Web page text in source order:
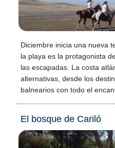
Diciembre inicia una nueva
la playa es la protagonista
las escapadas. La costa
alternativas, desde los
balnearios con todo el
El bosque de Cariló